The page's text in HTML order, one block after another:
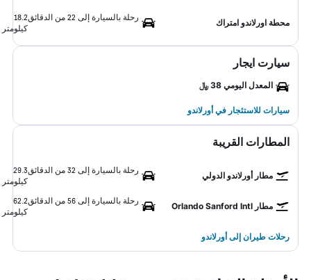
محطة اورلاندو امتراك
رحلة بالسيارة إلى 22 من الدقائق
18.2
كيلومتر
سيارت ايجار
المعدل اليومي 38 ﷼
سيارات للاستئجار في أورلاندو
المطارات القريبة
مطار أورلاندو الدولي
رحلة بالسيارة إلى 32 من الدقائق
29.3
كيلومتر
مطار Orlando Sanford Intl
رحلة بالسيارة إلى 56 من الدقائق
62.2
كيلومتر
رحلات طيران إلى أورلاندو